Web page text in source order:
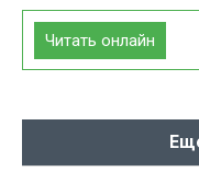
Читать онлайн